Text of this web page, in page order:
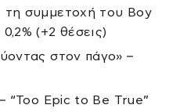
τη συμμετοχή του Boy
(+2 θέσεις)
στον πάγο» –
“Too Epic to Be True”